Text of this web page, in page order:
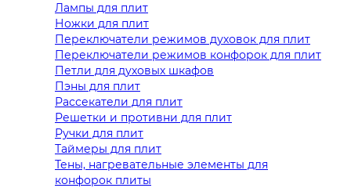
Лампы для плит
Ножки для плит
Переключатели режимов духовок для плит
Переключатели режимов конфорок для плит
Петли для духовых шкафов
Пэны для плит
Рассекатели для плит
Решетки и противни для плит
Ручки для плит
Таймеры для плит
Тены, нагревательные элементы для
конфорок плиты